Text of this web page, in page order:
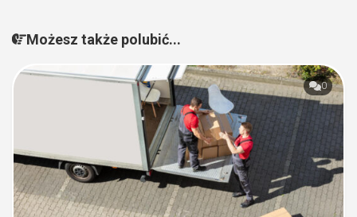
Możesz także polubić...
0